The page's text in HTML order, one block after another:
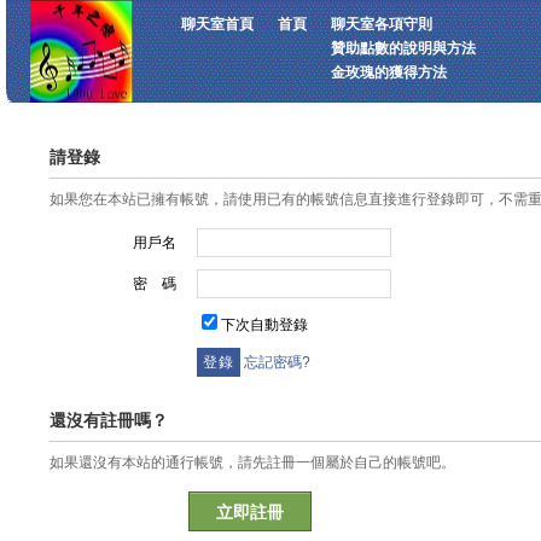
聊天室首頁 首頁
聊天室各項守則
贊助點數的說明與方法
金玫瑰的獲得方法
請登錄
如果您在本站已擁有帳號，請使用已有的帳號信息直接進行登錄即可，不需
用戶名
密 碼
下次自動登錄
忘記密碼?
還沒有註冊嗎？
如果還沒有本站的通行帳號，請先註冊一個屬於自己的帳號吧。
立即註冊